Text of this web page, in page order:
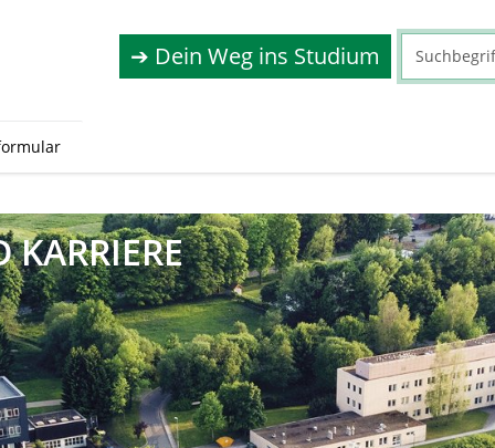
➔ Dein Weg ins Studium